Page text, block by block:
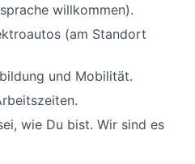
willkommen).
(am Standort
und Mobilität.
wie Du bist. Wir sind es